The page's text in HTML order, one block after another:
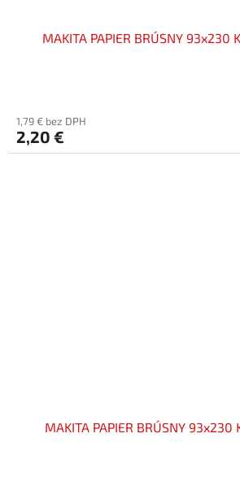
MAKITA PAPIER BRÚSNY 93x230
1,79 € bez DPH
2,20 €
MAKITA PAPIER BRÚSNY